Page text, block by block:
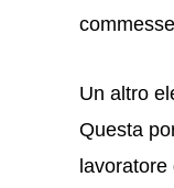
Un altro
Questa